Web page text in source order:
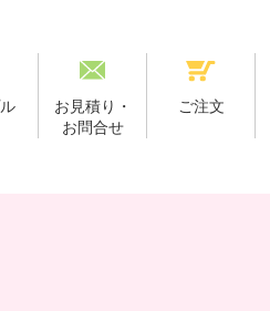
お見積り・
お問合せ
ご注文